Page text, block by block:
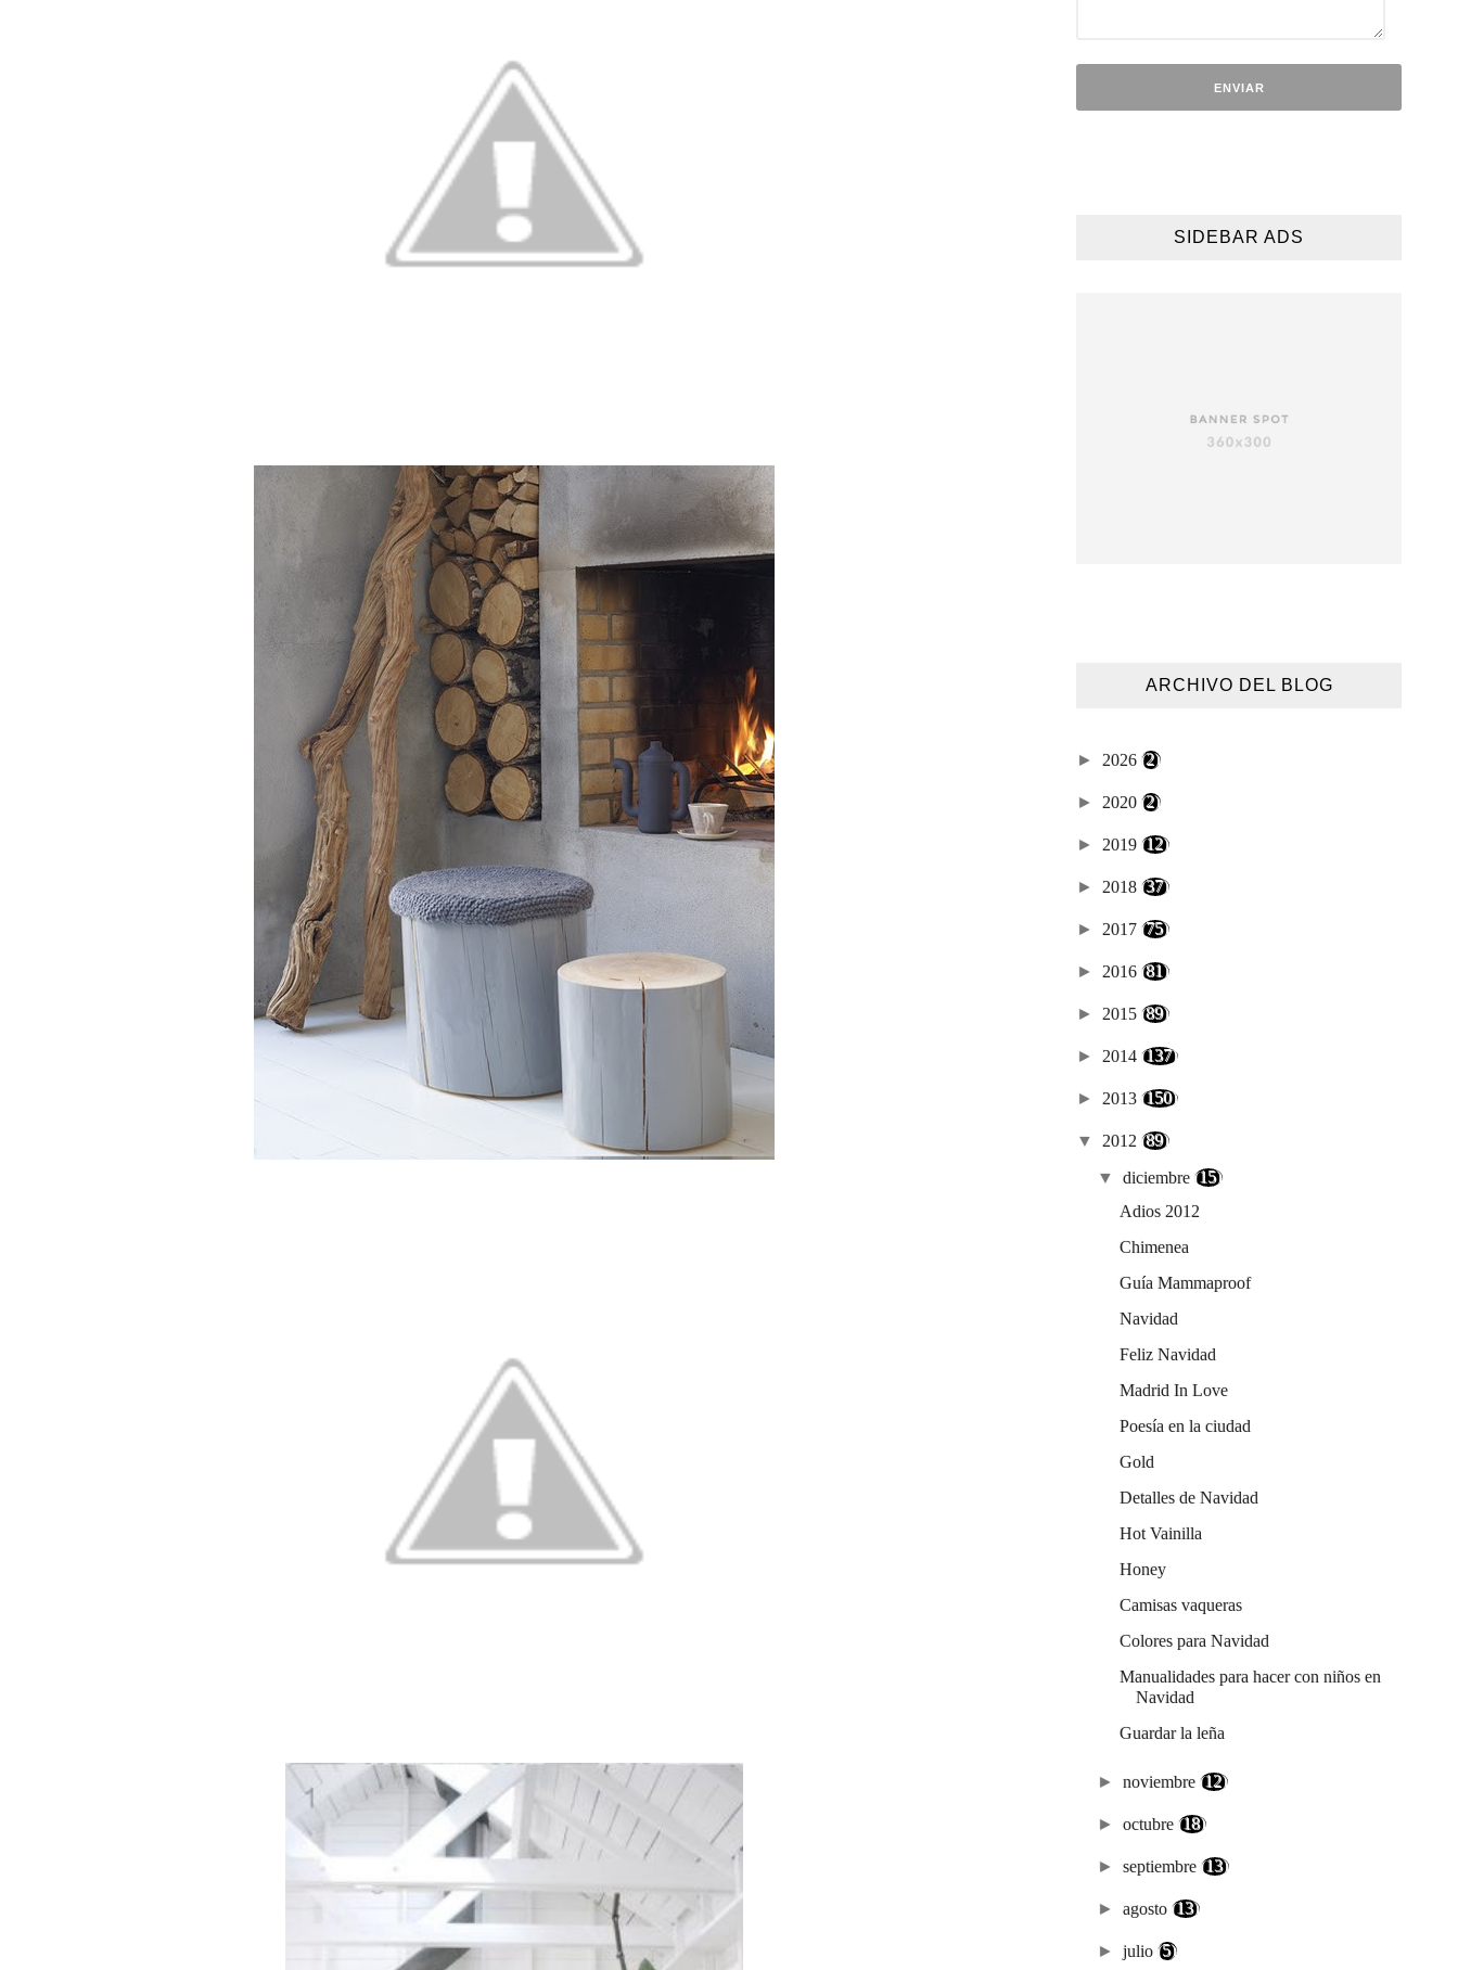
SIDEBAR ADS
ARCHIVO DEL BLOG
► 2026 (2)
► 2020 (2)
► 2019 (12)
► 2018 (37)
► 2017 (75)
► 2016 (81)
► 2015 (89)
► 2014 (137)
► 2013 (150)
▼ 2012 (89)
▼diciembre (15)
Adios 2012
Chimenea
Guía Mammaproof
Navidad
Feliz Navidad
Madrid In Love
Poesía en la ciudad
Gold
Detalles de Navidad
Hot Vainilla
Honey
Camisas vaqueras
Colores para Navidad
Manualidades para hacer con niños en
Navidad
Guardar la leña
►noviembre (12)
►octubre (18)
►septiembre (13)
►agosto (13)
►julio(5)